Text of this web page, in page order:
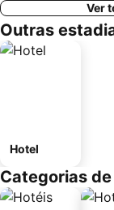
Ver
Outras
Hotel
Categorias